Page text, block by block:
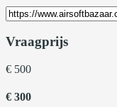
Vraagprijs
€ 500
€ 300